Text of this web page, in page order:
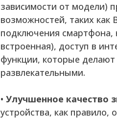
зависимости от модели)
возможностей, таких как
подключения смартфона,
встроенная), доступ в
функции, которые
развлекательными.
• Улучшенное качество
устройства, как